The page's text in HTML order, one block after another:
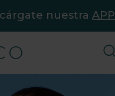
nuestraAPP